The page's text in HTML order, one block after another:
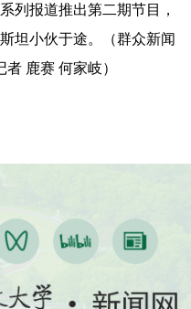
列报道推出第二期节目，
坦小伙于途。（群众新闻
鹿赛 何家岐）